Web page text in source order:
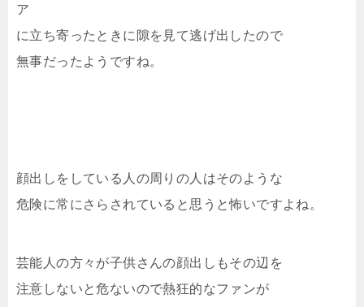
ア
に立ち寄ったときに隙を見て逃げ出したので
無事だったようですね。
顔出しをしている人の周りの人はそのような
危険に常にさらされていると思うと怖いですよね。
芸能人の方々が子供さんの顔出しもその辺を
注意しないと危ないので熱狂的なファンが